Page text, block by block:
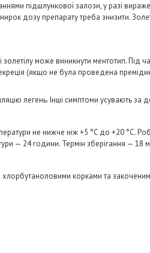
підшлункової залози, у разі
дозу препарату треба знизити.
може виникнути ментотип. Під
(якщо не була проведена
легень. Інші симптоми усувають за
не нижче ніж +5 °C до +20 °C.
— 24 години. Термін зберігання — 18
хлорбутаноловими корками та